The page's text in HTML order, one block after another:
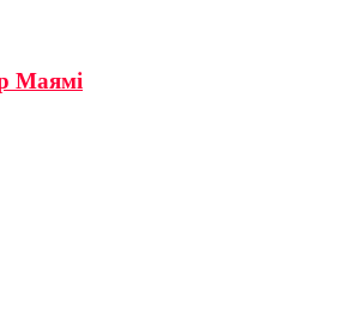
Маямі